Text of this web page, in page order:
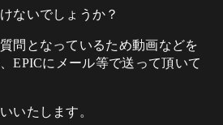
ないでしょうか？
問となっているため動画などを
EPICにメール等で送って頂いて
いたします。